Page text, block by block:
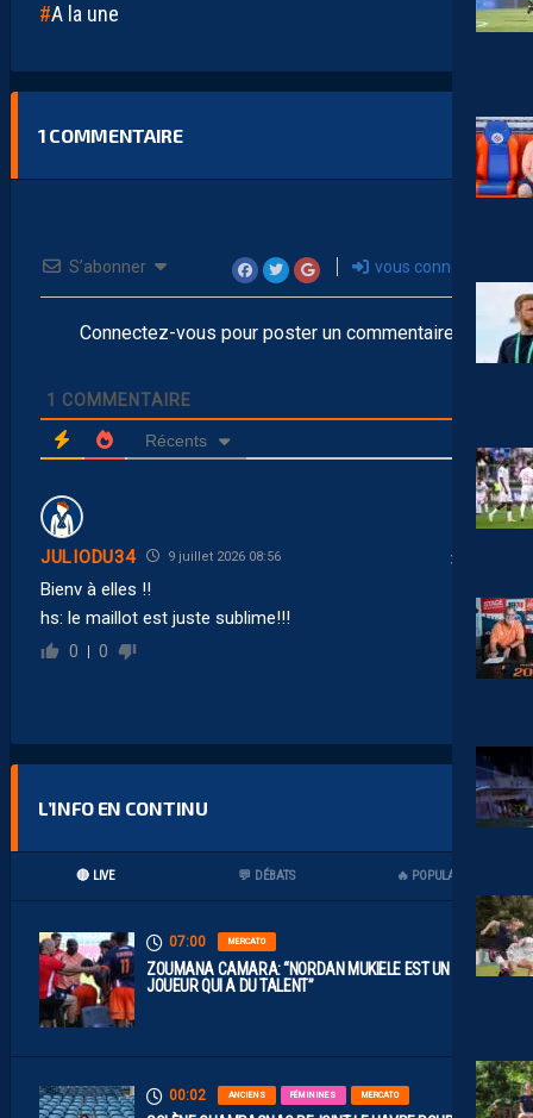
A la une
1 COMMENTAIRE
S’abonner vous connecter
Connectez-vous pour poster un commentaire
1 COMMENTAIRE
Récents
JULIODU34 9 juillet 2026 08:56
Bienv à elles !!
hs: le maillot est juste sublime!!!
0 0
L’INFO EN CONTINU
🔴 LIVE 💬 DÉBATS 🔥 POPULAIRES
07:00 MERCATO
ZOUMANA CAMARA: “NORDAN MUKIELE EST UN
JOUEUR QUI A DU TALENT”
00:02 ANCIENS FÉMININES MERCATO